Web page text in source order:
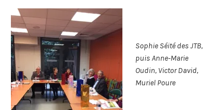
Sophie Séité des JTB,
puis Anne-Marie
Oudin, Victor David,
Muriel Poure